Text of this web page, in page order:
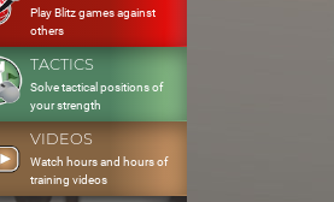
Play Blitz games against
others
TACTICS
Solve tactical positions of
your strength
VIDEOS
Watch hours and hours of
training videos